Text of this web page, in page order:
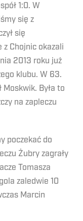
1:0. W
się z
się
z Chojnic okazali
2013 roku już
klubu. W 63.
Moskwik. Była to
na zapleczu
poczekać do
Żubry zagrały
Tomasza
zaledwie 10
Marcin